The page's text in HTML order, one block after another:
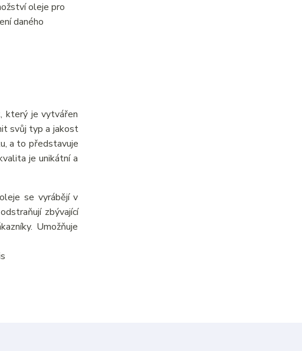
oleje pro
daného
který je vytvářen
svůj typ a jakost
a to představuje
je unikátní a
se vyrábějí v
zbývající
Umožňuje